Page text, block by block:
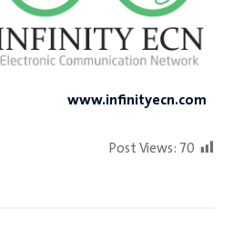
www.infinityecn.com
Post Views: 70